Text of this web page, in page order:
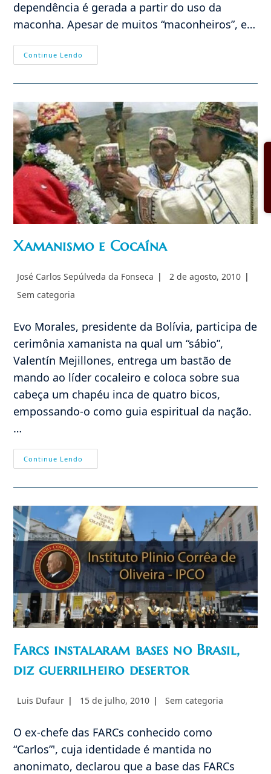
dependência é gerada a partir do uso da
maconha. Apesar de muitos “maconheiros”, e…
Continue Lendo
—
Prejuízos
Xamanismo e Cocaína
Autor
post:
José Carlos Sepúlveda da Fonseca
Post
2 de agosto, 2010
Categoria
Sem categoria
Evo Morales, presidente da Bolívia, participa de
cerimônia xamanista na qual um “sábio”,
Valentín Mejillones, entrega um bastão de
mando ao líder cocaleiro e coloca sobre sua
cabeça um chapéu inca de quatro bicos,
empossando-o como guia espiritual da nação.
…
Continue Lendo
E
Farcs instalaram bases no Brasil,
diz guerrilheiro desertor
Autor
Luis Dufaur
Post
15 de julho, 2010
Categoria
Sem categoria
O ex-chefe das FARCs conhecido como
“Carlos”', cuja identidade é mantida no
anonimato, declarou que a base das FARCs